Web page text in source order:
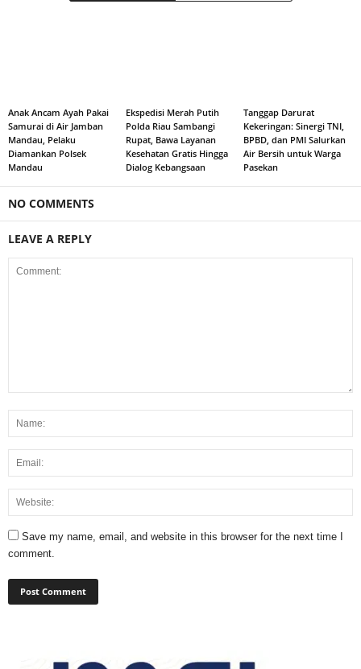
Anak Ancam Ayah Pakai
Samurai di Air Jamban
Mandau, Pelaku
Diamankan Polsek
Mandau
Ekspedisi Merah Putih
Polda Riau Sambangi
Rupat, Bawa Layanan
Kesehatan Gratis Hingga
Dialog Kebangsaan
Tanggap Darurat
Kekeringan: Sinergi TNI,
BPBD, dan PMI Salurkan
Air Bersih untuk Warga
Pasekan
NO COMMENTS
LEAVE A REPLY
Save my name, email, and website in this browser for the next time I
comment.